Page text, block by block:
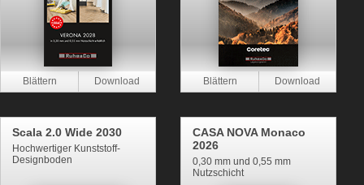
Scala 2.0 Wide 2030
Hochwertiger Kunststoff-
Designboden
CASA NOVA Monaco
2026
0,30 mm und 0,55 mm
Nutzschicht